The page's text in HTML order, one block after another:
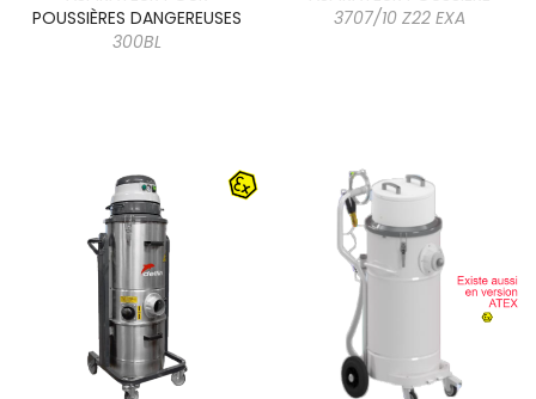
POUSSIÈRES DANGEREUSES
300BL
3707/10 Z22 EXA